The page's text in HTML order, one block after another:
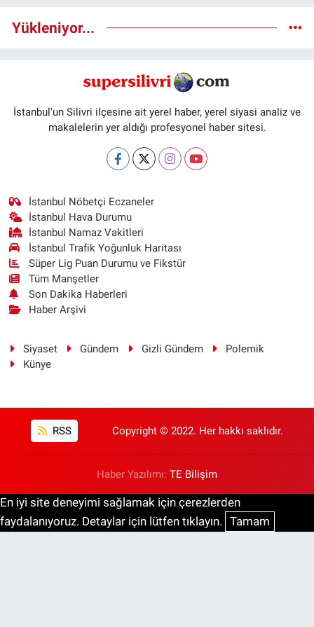
Yükleniyor...
İstanbul'un Silivri ilçesine ait yerel haber, yerel siyasi analiz ve
makalelerin yer aldığı profesyonel haber sitesi.
İstanbul Nöbetçi Eczaneler
İstanbul Hava Durumu
İstanbul Namaz Vakitleri
İstanbul Trafik Yoğunluk Haritası
Süper Lig Puan Durumu ve Fikstür
Tüm Manşetler
Son Dakika Haberleri
Haber Arşivi
Siyaset Gündem Gizli Gündem
Polemik
Künye
RSS Copyright © 2022. Her hakkı saklıdır.
Haber Yazılımı: TE Bilişim
En iyi site deneyimi sağlamak için çerezlerden
faydalanıyoruz. Detaylar için lütfen tıklayın. Tamam